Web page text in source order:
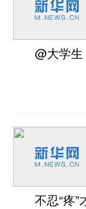
@大学
不忍“疼